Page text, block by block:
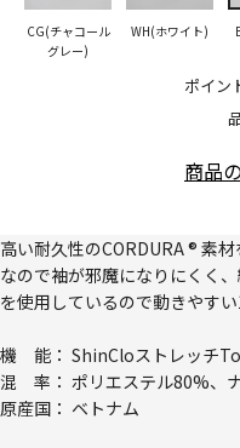
ポイン
CG(チャコール
グレー)
WH(ホワイト)
商品
高い耐久性のCORDURA ® 素
なので袖が邪魔になりにくく
を使用しているので動きやすい
機 能： ShinCloストレッチ
混 率： ポリエステル80%、
原産国： ベトナム